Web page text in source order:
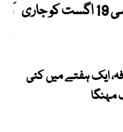
کیریبین پریمیئر لیگ ، قومی کرکٹرز کو این او سی 19 اگست کو جاری
ایک ہفتے میں کئی